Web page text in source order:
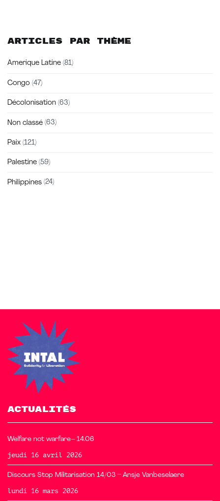
Articles par thème
Amerique Latine (81)
Congo (47)
Décolonisation (63)
Non classé (63)
Paix (121)
Palestine (59)
Philippines (24)
ACTUALITÉS
Welfare not warfare– 14.06
jeudi 16 avril 2026
Discours Stop Militarisation 14/03 – Ansje Vanbeselaere
lundi 16 mars 2026